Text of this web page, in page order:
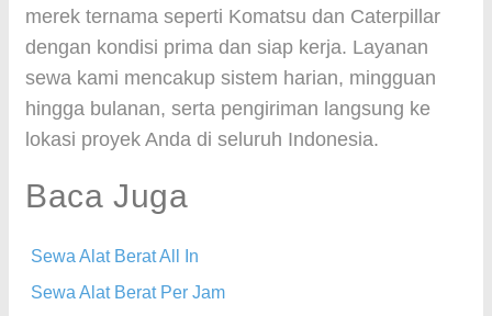
merek ternama seperti Komatsu dan Caterpillar
dengan kondisi prima dan siap kerja. Layanan
sewa kami mencakup sistem harian, mingguan
hingga bulanan, serta pengiriman langsung ke
lokasi proyek Anda di seluruh Indonesia.
Baca Juga
Sewa Alat Berat All In
Sewa Alat Berat Per Jam